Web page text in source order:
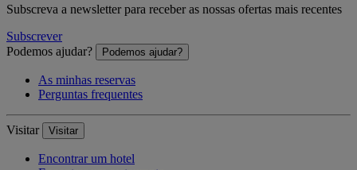
Subscreva a newsletter para receber as nossas ofertas mais recentes
Subscrever
Podemos ajudar?
Podemos ajudar?
As minhas reservas
Perguntas frequentes
Visitar Visitar
Encontrar um hotel